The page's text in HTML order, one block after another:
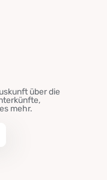
über die
mehr.